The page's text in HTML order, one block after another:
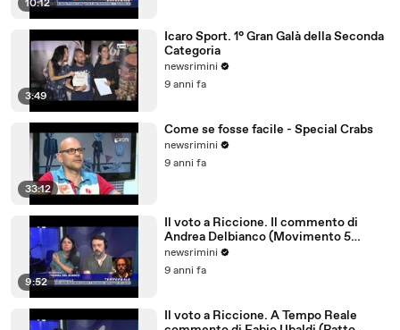
10:12
3:49
Icaro Sport. 1° Gran Galà della Seconda
Categoria
newsrimini
9 anni fa
33:12
Come se fosse facile - Special Crabs
newsrimini
9 anni fa
9:52
Il voto a Riccione. Il commento di
Andrea Delbianco (Movimento 5
Stelle)
newsrimini
9 anni fa
Il voto a Riccione. A Tempo Reale